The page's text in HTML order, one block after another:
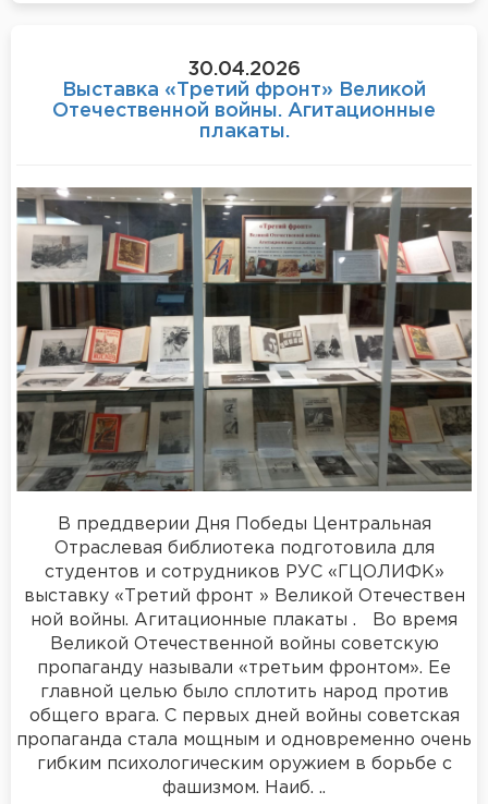
30.04.2026
Выставка «Третий фронт» Великой
Отечественной войны. Агитационные
плакаты.
В преддверии Дня Победы Центральная
Отраслевая библиотека подготовила для
студентов и сотрудников РУС «ГЦОЛИФК»
выставку «Третий фронт » Великой Отечествен
ной войны. Агитационные плакаты . Во время
Великой Отечественной войны советскую
пропаганду называли «третьим фронтом». Ее
главной целью было сплотить народ против
общего врага. С первых дней войны советская
пропаганда стала мощным и одновременно очень
гибким психологическим оружием в борьбе с
фашизмом. Наиб. ..